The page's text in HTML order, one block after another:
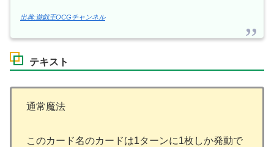
出典:遊戯王OCGチャンネル
テキスト
通常魔法
このカード名のカードは1ターンに1枚しか発動で